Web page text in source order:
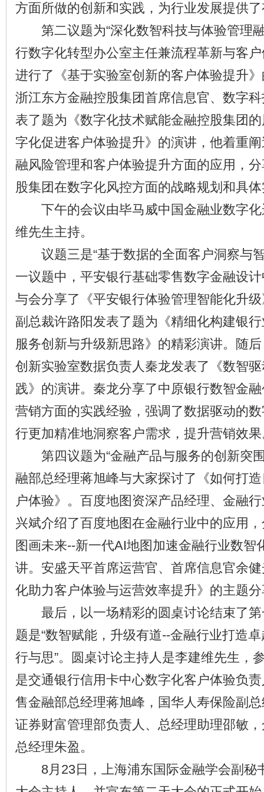
方面所做的创新和实践，为行业发展提供
第二议题为“深化数智科技与体验管理融
行数字化转型办公室主任兼流程革新与客
进行了《基于实验室创新的客户体验提升
浙江东方金融控股集团首席信息官、数字
表了题为《数字化技术赋能金融控股集团
字化促进客户体验提升》的演讲，他着重
融风险管理和客户体验提升方面的应用，
股集团在数字化风控方面的战略规划和具
下午的会议由毕马威中国金融业数字化
维先生主持。
议题三是“基于数据的全面客户洞察与智
一议题中，平安银行基础零售数字金融设
与会分享了《平安银行体验管理智能化升
副总裁许路阳发表了题为《精细化构建银
服务创新与升级新思路》的精彩演讲。随
创新实验室数据负责人秦龙发表了《数智
践》的演讲。秦龙分享了中原银行数智金
营销方面的实践经验，强调了数据驱动的
行更加精准地洞察客户需求，提升营销效
第四议题为“金融产品与服务的创新突围
融部总经理蒋旭峰与大家探讨了《如何打
户体验》。百度地图资深产品经理、金融
兴斌介绍了百度地图在金融行业中的应用
图画未来--新一代AI地图加速金融行业数智
讲。安盛天平首席运营官、首席信息官余
化助力客户体验与运营效率提升》的主题
最后，以一场精彩的圆桌讨论结束了第
题是“数智赋能，升级有道--金融行业打造
行与思”。圆桌讨论主持人是李建维先生，
是交通银行信用卡中心数字化客户体验负
售金融部总经理蒋旭峰，国华人寿保险副
证券财富管理部负责人、总经理助理邵敏
总经理朱盈。
8月23日，上海浦东国际金融学会副秘